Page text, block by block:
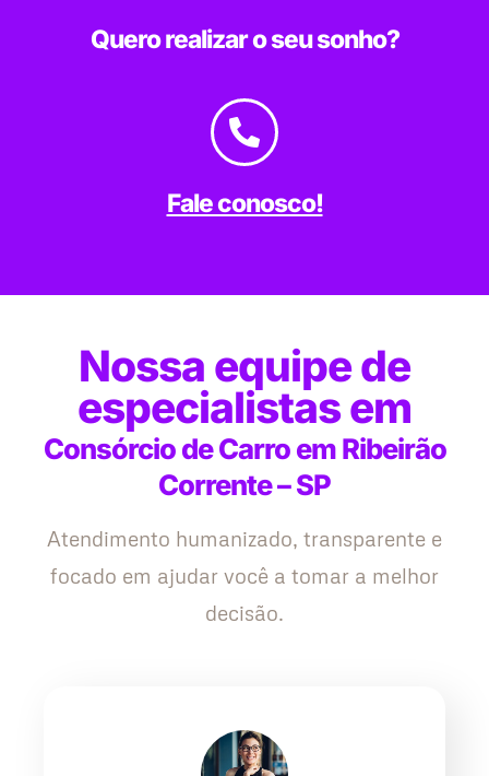
Quero realizar o seu sonho?
Fale conosco!
Nossa equipe de
especialistas em
Consórcio de Carro em Ribeirão
Corrente – SP
Atendimento humanizado, transparente e
focado em ajudar você a tomar a melhor
decisão.